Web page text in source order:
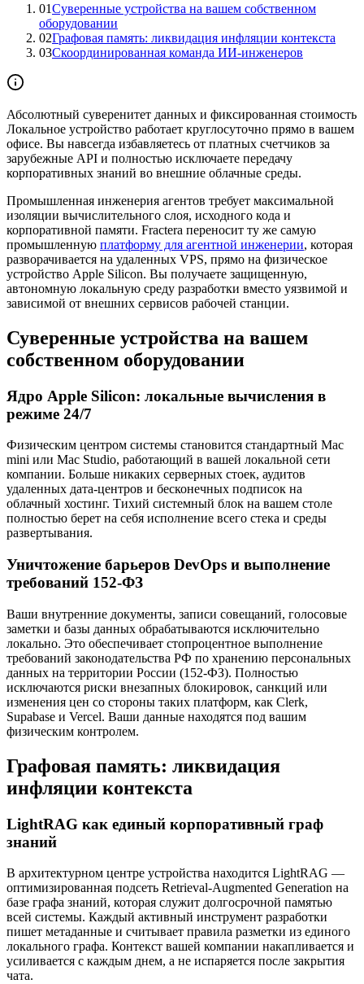
01Суверенные устройства на вашем собственном
оборудовании
02Графовая память: ликвидация инфляции контекста
03Скоординированная команда ИИ-инженеров
Абсолютный суверенитет данных и фиксированная стоимость
Локальное устройство работает круглосуточно прямо в вашем
офисе. Вы навсегда избавляетесь от платных счетчиков за
зарубежные API и полностью исключаете передачу
корпоративных знаний во внешние облачные среды.
Промышленная инженерия агентов требует максимальной
изоляции вычислительного слоя, исходного кода и
корпоративной памяти. Fractera переносит ту же самую
промышленную платформу для агентной инженерии, которая
разворачивается на удаленных VPS, прямо на физическое
устройство Apple Silicon. Вы получаете защищенную,
автономную локальную среду разработки вместо уязвимой и
зависимой от внешних сервисов рабочей станции.
Суверенные устройства на вашем
собственном оборудовании
Ядро Apple Silicon: локальные вычисления в
режиме 24/7
Физическим центром системы становится стандартный Mac
mini или Mac Studio, работающий в вашей локальной сети
компании. Больше никаких серверных стоек, аудитов
удаленных дата-центров и бесконечных подписок на
облачный хостинг. Тихий системный блок на вашем столе
полностью берет на себя исполнение всего стека и среды
развертывания.
Уничтожение барьеров DevOps и выполнение
требований 152-ФЗ
Ваши внутренние документы, записи совещаний, голосовые
заметки и базы данных обрабатываются исключительно
локально. Это обеспечивает стопроцентное выполнение
требований законодательства РФ по хранению персональных
данных на территории России (152-ФЗ). Полностью
исключаются риски внезапных блокировок, санкций или
изменения цен со стороны таких платформ, как Clerk,
Supabase и Vercel. Ваши данные находятся под вашим
физическим контролем.
Графовая память: ликвидация
инфляции контекста
LightRAG как единый корпоративный граф
знаний
В архитектурном центре устройства находится LightRAG —
оптимизированная подсеть Retrieval-Augmented Generation на
базе графа знаний, которая служит долгосрочной памятью
всей системы. Каждый активный инструмент разработки
пишет метаданные и считывает правила разметки из единого
локального графа. Контекст вашей компании накапливается и
усиливается с каждым днем, а не испаряется после закрытия
чата.